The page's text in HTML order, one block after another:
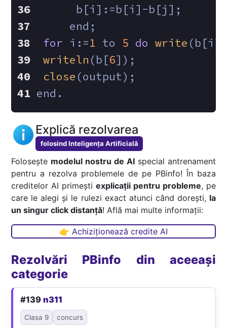
      b[i]:=b[i]-b[j];
     end;
for i:=1 to 5 do write
writeln (b[6]);
close (output);
end.
Explică rezolvarea
folosind Inteligența Artificială
Folosește modelul nostru de AIspecial antrenament
pentru a rezolva problemele de pe PBinfo! În baza
creditelor AI primești explicații pentru probleme, pe
care le alegi și le rulezi exact atunci când dorești, la
un singur click distanță! Află mai multe informații:
👉 Achiziționează credite AI
Rezolvări PBinfo din aceeași
categorie
#139n311
Clasa 9 concurs